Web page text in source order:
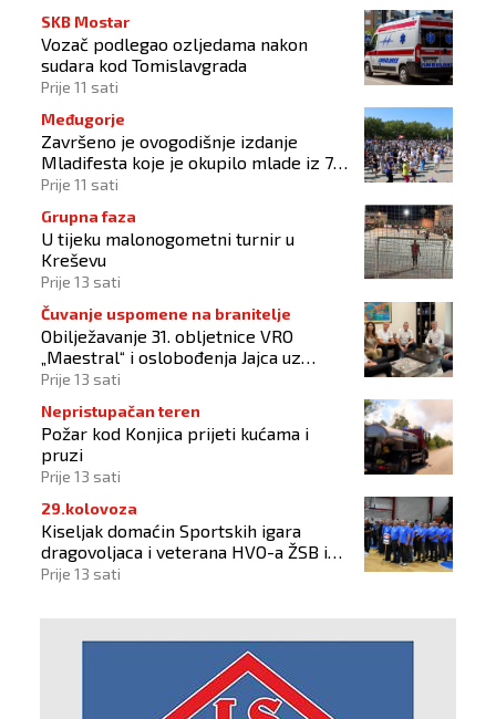
SKB Mostar
Vozač podlegao ozljedama nakon
sudara kod Tomislavgrada
Prije 11 sati
Međugorje
Završeno je ovogodišnje izdanje
Mladifesta koje je okupilo mlade iz 73
zemlje svijeta
Prije 11 sati
Grupna faza
U tijeku malonogometni turnir u
Kreševu
Prije 13 sati
Čuvanje uspomene na branitelje
Obilježavanje 31. obljetnice VRO
„Maestral“ i oslobođenja Jajca uz
pokroviteljstvo HNS-a BiH
Prije 13 sati
Nepristupačan teren
Požar kod Konjica prijeti kućama i
pruzi
Prije 13 sati
29.kolovoza
Kiseljak domaćin Sportskih igara
dragovoljaca i veterana HVO-a ŽSB i
Dana branitelja
Prije 13 sati